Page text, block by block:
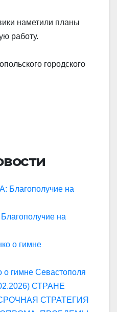
наметили планы
работу.
городского
на
гимне Севастополя